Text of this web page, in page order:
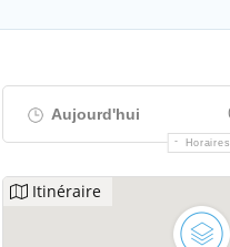
Aujourd'hui
Horaires
Itinéraire